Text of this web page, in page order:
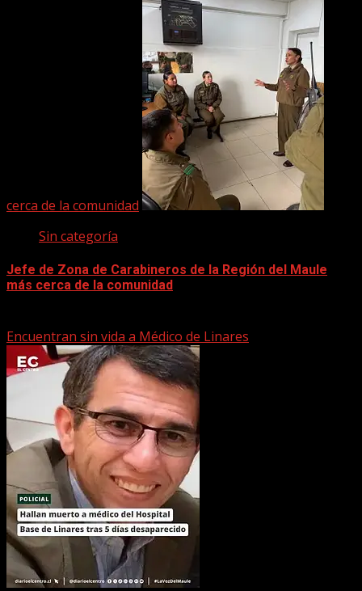
cerca de la comunidad
Sin categoría
Jefe de Zona de Carabineros de la Región del Maule
más cerca de la comunidad
Encuentran sin vida a Médico de Linares